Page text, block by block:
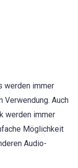
werden immer
Auch
werden immer
Möglichkeit
Audio-